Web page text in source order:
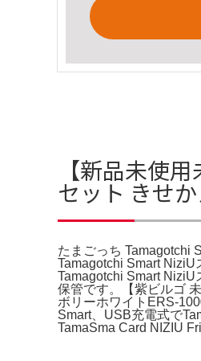
【新品未使
セット きせ
たまごっち Tamagotchi
Tamagotchi Smart
Tamagotchi Smart
保管です。【紫ビルゴ
ボリーホワイトERS-
Smart、USB充電式で
TamaSma Card NIZIU